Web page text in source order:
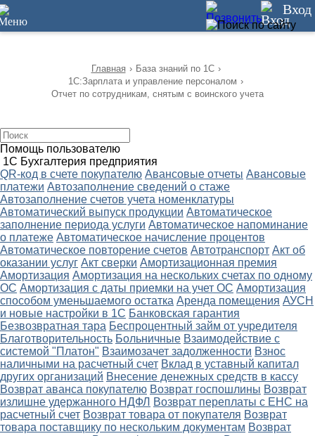
12 Вход
Главная › База знаний по 1С ›
1С:Зарплата и управление персоналом ›
Отчет по сотрудникам, снятым с воинского учета
Помощь пользователю
1С Бухгалтерия предприятия
QR-код в счете покупателю Авансовые отчеты Авансовые
платежи Автозаполнение сведений о стаже
Автозаполнение счетов учета номенклатуры
Автоматический выпуск продукции Автоматическое
заполнение периода услуги Автоматическое напоминание
о платеже Автоматическое начисление процентов
Автоматическое повторение счетов Автотранспорт Акт об
оказании услуг Акт сверки Амортизационная премия
Амортизация Амортизация на нескольких счетах по одному
ОС Амортизация с даты приемки на учет ОС Амортизация
способом уменьшаемого остатка Аренда помещения АУСН
и новые настройки в 1С Банковская гарантия
Безвозвратная тара Беспроцентный займ от учредителя
Благотворительность Больничные Взаимодействие с
системой "Платон" Взаимозачет задолженности Взнос
наличными на расчетный счет Вклад в уставный капитал
других организаций Внесение денежных средств в кассу
Возврат аванса покупателю Возврат госпошлины Возврат
излишне удержанного НДФЛ Возврат переплаты с ЕНС на
расчетный счет Возврат товара от покупателя Возврат
товара поставщику по нескольким документам Возврат